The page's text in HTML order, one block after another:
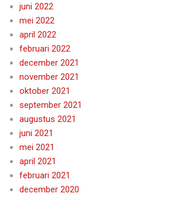
juni 2022
mei 2022
april 2022
februari 2022
december 2021
november 2021
oktober 2021
september 2021
augustus 2021
juni 2021
mei 2021
april 2021
februari 2021
december 2020